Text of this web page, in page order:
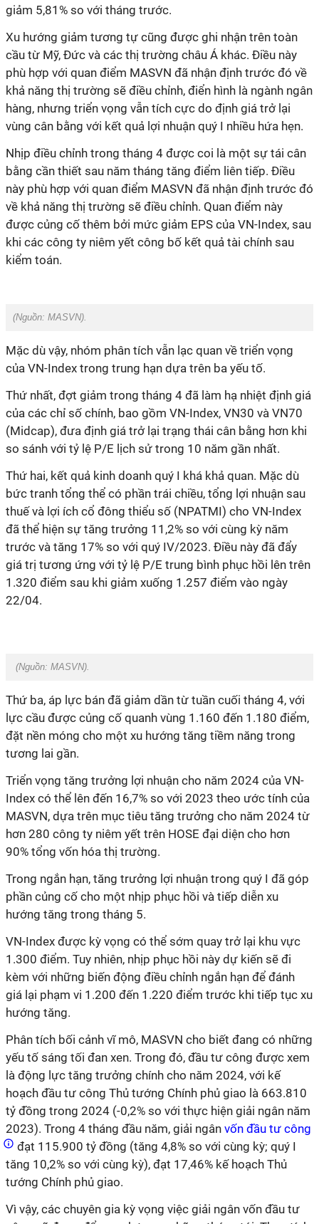
giảm 5,81% so với tháng trước.
Xu hướng giảm tương tự cũng được ghi nhận trên toàn
cầu từ Mỹ, Đức và các thị trường châu Á khác. Điều này
phù hợp với quan điểm MASVN đã nhận định trước đó về
khả năng thị trường sẽ điều chỉnh, điển hình là ngành ngân
hàng, nhưng triển vọng vẫn tích cực do định giá trở lại
vùng cân bằng với kết quả lợi nhuận quý I nhiều hứa hẹn.
Nhịp điều chỉnh trong tháng 4 được coi là một sự tái cân
bằng cần thiết sau năm tháng tăng điểm liên tiếp. Điều
này phù hợp với quan điểm MASVN đã nhận định trước đó
về khả năng thị trường sẽ điều chỉnh. Quan điểm này
được củng cố thêm bởi mức giảm EPS của VN-Index, sau
khi các công ty niêm yết công bố kết quả tài chính sau
kiểm toán.
(Nguồn: MASVN).
Mặc dù vậy, nhóm phân tích vẫn lạc quan về triển vọng
của VN-Index trong trung hạn dựa trên ba yếu tố.
Thứ nhất, đợt giảm trong tháng 4 đã làm hạ nhiệt định giá
của các chỉ số chính, bao gồm VN-Index, VN30 và VN70
(Midcap), đưa định giá trở lại trạng thái cân bằng hơn khi
so sánh với tỷ lệ P/E lịch sử trong 10 năm gần nhất.
Thứ hai, kết quả kinh doanh quý I khá khả quan. Mặc dù
bức tranh tổng thể có phần trái chiều, tổng lợi nhuận sau
thuế và lợi ích cổ đông thiểu số (NPATMI) cho VN-Index
đã thể hiện sự tăng trưởng 11,2% so với cùng kỳ năm
trước và tăng 17% so với quý IV/2023. Điều này đã đẩy
giá trị tương ứng với tỷ lệ P/E trung bình phục hồi lên trên
1.320 điểm sau khi giảm xuống 1.257 điểm vào ngày
22/04.
(Nguồn: MASVN).
Thứ ba, áp lực bán đã giảm dần từ tuần cuối tháng 4, với
lực cầu được củng cố quanh vùng 1.160 đến 1.180 điểm,
đặt nền móng cho một xu hướng tăng tiềm năng trong
tương lai gần.
Triển vọng tăng trưởng lợi nhuận cho năm 2024 của VN-
Index có thể lên đến 16,7% so với 2023 theo ước tính của
MASVN, dựa trên mục tiêu tăng trưởng cho năm 2024 từ
hơn 280 công ty niêm yết trên HOSE đại diện cho hơn
90% tổng vốn hóa thị trường.
Trong ngắn hạn, tăng trưởng lợi nhuận trong quý I đã góp
phần củng cố cho một nhịp phục hồi và tiếp diễn xu
hướng tăng trong tháng 5.
VN-Index được kỳ vọng có thể sớm quay trở lại khu vực
1.300 điểm. Tuy nhiên, nhịp phục hồi này dự kiến sẽ đi
kèm với những biến động điều chỉnh ngắn hạn để đánh
giá lại phạm vi 1.200 đến 1.220 điểm trước khi tiếp tục xu
hướng tăng.
Phân tích bối cảnh vĩ mô, MASVN cho biết đang có những
yếu tố sáng tối đan xen. Trong đó, đầu tư công được xem
là động lực tăng trưởng chính cho năm 2024, với kế
hoạch đầu tư công Thủ tướng Chính phủ giao là 663.810
tỷ đồng trong 2024 (-0,2% so với thực hiện giải ngân năm
2023). Trong 4 tháng đầu năm, giải ngân vốn đầu tư công
đạt 115.900 tỷ đồng (tăng 4,8% so với cùng kỳ; quý I
tăng 10,2% so với cùng kỳ), đạt 17,46% kế hoạch Thủ
tướng Chính phủ giao.
Vì vậy, các chuyên gia kỳ vọng việc giải ngân vốn đầu tư